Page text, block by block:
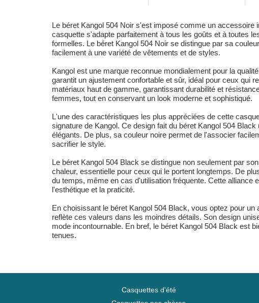
Le béret Kangol 504 Noir s'est imposé comme un
casquette s'adapte parfaitement à tous les goûts et à toutes
formelles. Le béret Kangol 504 Noir se distingue par sa
facilement à une variété de vêtements et de styles.
Kangol est une marque reconnue mondialement pour la
garantit un ajustement confortable et sûr, idéal pour ceux qui
matériaux haut de gamme, garantissant durabilité et
femmes, tout en conservant un look moderne et sophistiqué.
L'une des caractéristiques les plus appréciées de cette
signature de Kangol. Ce design fait du béret Kangol 504
élégants. De plus, sa couleur noire permet de l'associer
sacrifier le style.
Le béret Kangol 504 Black se distingue non seulement par
chaleur, essentielle pour ceux qui le portent longtemps. De
du temps, même en cas d'utilisation fréquente. Cette alliance
l'esthétique et la praticité.
En choisissant le béret Kangol 504 Black, vous optez pour
reflète ces valeurs dans les moindres détails. Son design
mode incontournable. En bref, le béret Kangol 504 Black est
tenues.
Casquettes d'été